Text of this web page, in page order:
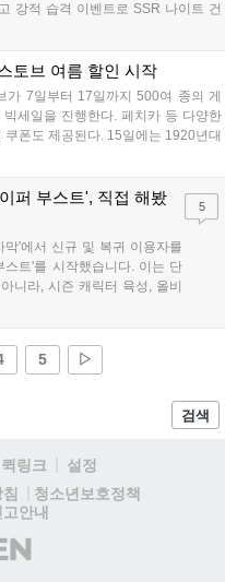
강적 습격 이벤트로 SSR 나이트 건
로 최대 다이아 3,000개를 지급하며,
식 유튜브에서 특별 프로그램을 시청
토브 여름 할인 시작
가 7일부터 17일까지 500여 종의 게
세일을 진행한다. 페치카 등 다양한
폰도 제공된다. 15일에는 1920년대
시되며, 15일부터 17일까지는 국내
....퍼 부스트', 직접 해봤
'에서 신규 및 복귀 이용자를
트'를 시작했습니다. 이는 단
니라, 시즌 캐릭터 육성, 올비
진행 등 4단계 과정을 통해
라 장비와 검은별 무기, 카라
츠에 진입할 수 있습니다....
5
5 ▷
검색
퀵링크
설정
청소년보호정책
안내